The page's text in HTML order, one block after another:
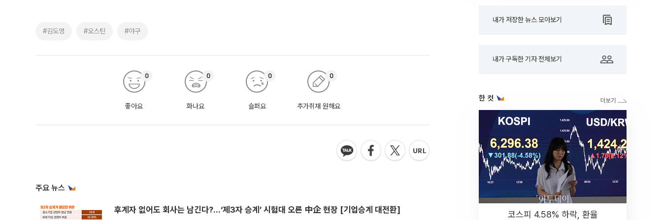
#김도영 #오스틴 #야구
좋아요
0
화나요
0
슬퍼요
0
추가취재 원해요
0
주요 뉴스
후계자 없어도 회사는 남긴다?…‘제3자 승계’ 시험대 오른 中企 현장 [기업승계 대전환]
내가 저장한 뉴스 모아보기
내가 구독한 기자 전체보기
한 컷
코스피 4.58% 하락, 환율